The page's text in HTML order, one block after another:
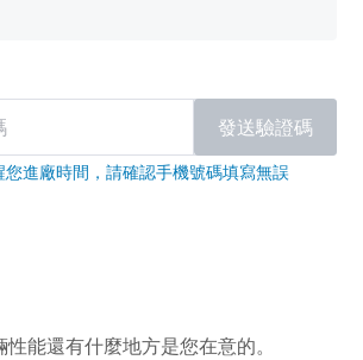
發送驗證碼
進廠時間，請確認手機號碼填寫無誤
能還有什麼地方是您在意的。